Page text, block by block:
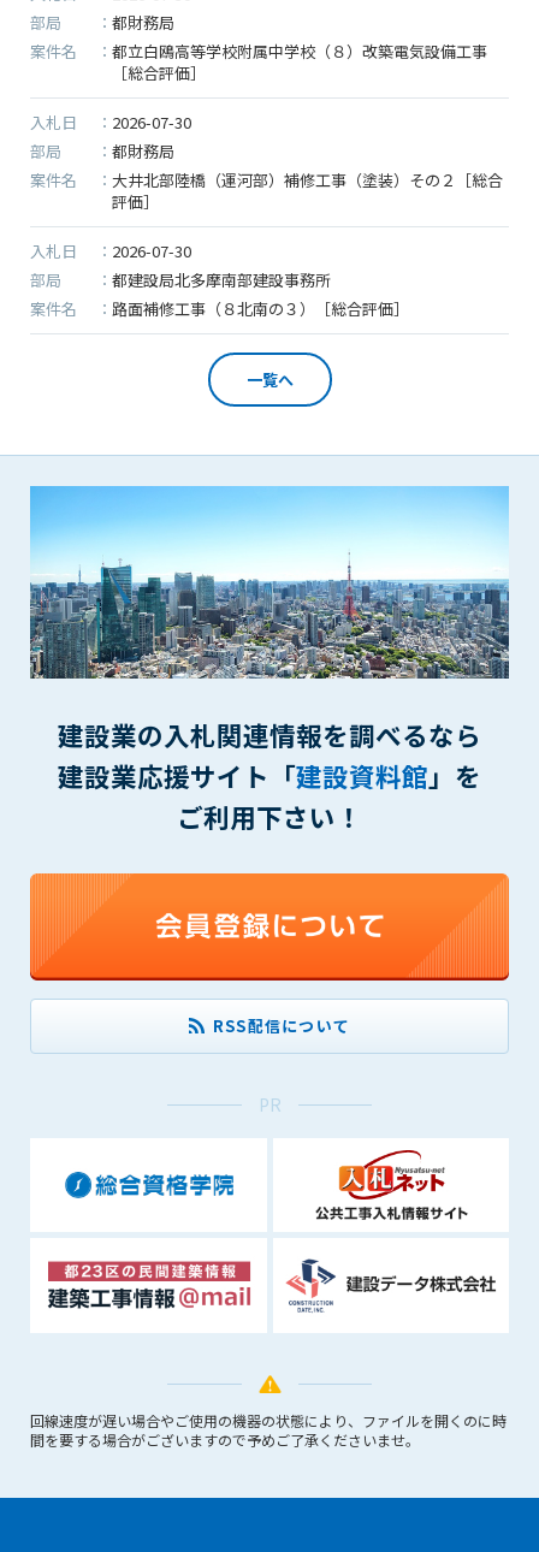
2023/08/07
建設資料館をご利用いただき、誠に有難うございます。
下記の期間につきまして、弊社休業のため情報更新を停
止させていただきます。
【期間】８月１１日(金)～８月１６日(水)
上記の期間、情報の更新がされませんので、ご了承のほ
ど、よろしくお願い申し上げます。
なお、情報は８月１７日(木)より登録されます。
建設資料館サイトに不具合が発生し、アクセスできない
■障害の内容：建設資料館（https://kd-file.jp/）アクセ
スできない
サイトが表示できなかった原因については、現在調査中
です。ご不便とご迷惑をおかけいたしまして誠に申し訳
ございませんでした。
2023/06/21
弊社オフィスビルの電気設備の法定点検実施のため、下
記のとおり停電となります。
該当時間は電話お問い合わせ等のご対応が出来なくなり
皆様にはご迷惑をおかけしますが、ご理解ご協力をお願
いいたします。
■停電日時
2023年6月22日（木） 10時から11時まで
※進捗状況によって予定時間が前後する可能性がありま
す。
●ゴールデンウィークに伴う情報更新停止のお知らせ
(04/29～05/07)●
下記の期間につきまして、弊社休業のため情報更新を停
止させていただきます。
【期間】４月２９日(土)～５月７日(日)
ど、よろしくお願い申し上げます。
なお、情報は５月８日(月)より登録されます。
部局
都財務局
案件名
都立白鴎高等学校附属中学校（８）改築電気設備工事
［総合評価］
入札日
2026-07-30
部局
都財務局
案件名
大井北部陸橋（運河部）補修工事（塗装）その２［総合
評価］
入札日
2026-07-30
部局
都建設局北多摩南部建設事務所
案件名
路面補修工事（８北南の３）［総合評価］
一覧へ
建設業の入札関連情報を調べるなら
建設業応援サイト「建設資料館」を
ご利用下さい！
RSS配信について
PR
回線速度が遅い場合やご使用の機器の状態により、ファイルを開くのに時
間を要する場合がございますので予めご了承くださいませ。